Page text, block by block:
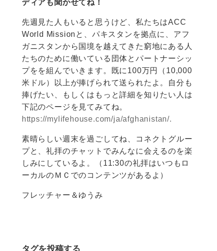
ディアも聞かせてね！
先週見た人もいると思うけど、私たちはACC
World Missionと、パキスタンを拠点に、アフ
ガニスタンから国境を越えてきた窮地にある人
たちのために働いている団体とパートナーシッ
プをを組んでいきます。既に100万円（10,000
米ドル）以上が捧げられて送られたよ。自分も
捧げたい、もしくはもっと詳細を知りたい人は
下記のページを見てみてね。
https://mylifehouse.com/ja/afghanistan/.
素晴らしい週末を過ごしてね、コネクトグルー
プと、礼拝のチャットでみんなに会えるのを楽
しみにしているよ。（11:30の礼拝はいつもロ
ーカルのＭＣでのコンテンツがあるよ）
フレッチャー＆ゆうみ
タグを投稿する